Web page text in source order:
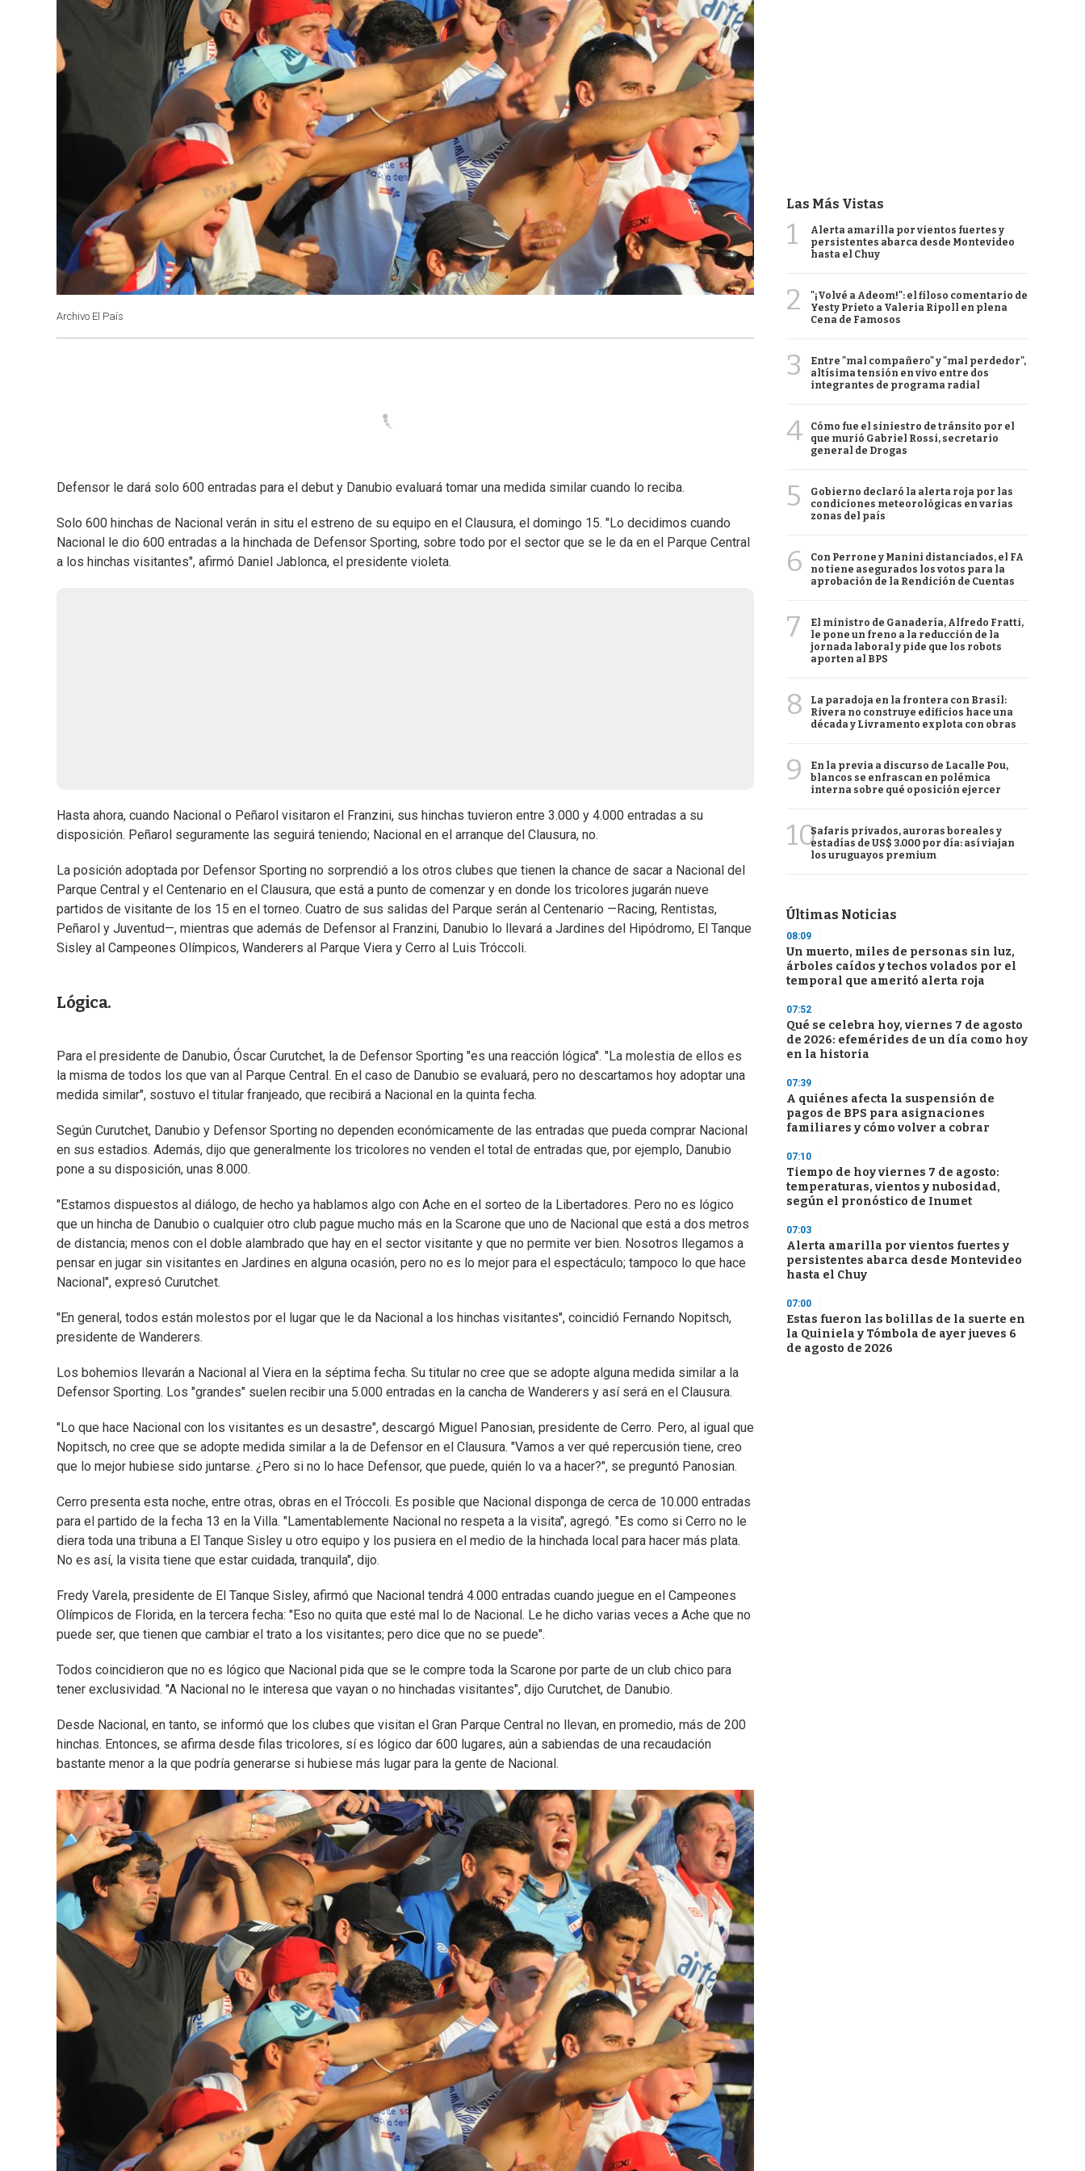
Archivo El País
Defensor le dará solo 600 entradas para el debut y Danubio evaluará tomar una medida similar cuando lo reciba.
Solo 600 hinchas de Nacional verán in situ el estreno de su equipo en el Clausura, el domingo 15. "Lo decidimos cuando
Nacional le dio 600 entradas a la hinchada de Defensor Sporting, sobre todo por el sector que se le da en el Parque Central
a los hinchas visitantes", afirmó Daniel Jablonca, el presidente violeta.
Hasta ahora, cuando Nacional o Peñarol visitaron el Franzini, sus hinchas tuvieron entre 3.000 y 4.000 entradas a su
disposición. Peñarol seguramente las seguirá teniendo; Nacional en el arranque del Clausura, no.
La posición adoptada por Defensor Sporting no sorprendió a los otros clubes que tienen la chance de sacar a Nacional del
Parque Central y el Centenario en el Clausura, que está a punto de comenzar y en donde los tricolores jugarán nueve
partidos de visitante de los 15 en el torneo. Cuatro de sus salidas del Parque serán al Centenario —Racing, Rentistas,
Peñarol y Juventud—, mientras que además de Defensor al Franzini, Danubio lo llevará a Jardines del Hipódromo, El Tanque
Sisley al Campeones Olímpicos, Wanderers al Parque Viera y Cerro al Luis Tróccoli.
Lógica.
Para el presidente de Danubio, Óscar Curutchet, la de Defensor Sporting "es una reacción lógica". "La molestia de ellos es
la misma de todos los que van al Parque Central. En el caso de Danubio se evaluará, pero no descartamos hoy adoptar una
medida similar", sostuvo el titular franjeado, que recibirá a Nacional en la quinta fecha.
Según Curutchet, Danubio y Defensor Sporting no dependen económicamente de las entradas que pueda comprar Nacional
en sus estadios. Además, dijo que generalmente los tricolores no venden el total de entradas que, por ejemplo, Danubio
pone a su disposición, unas 8.000.
"Estamos dispuestos al diálogo, de hecho ya hablamos algo con Ache en el sorteo de la Libertadores. Pero no es lógico
que un hincha de Danubio o cualquier otro club pague mucho más en la Scarone que uno de Nacional que está a dos metros
de distancia; menos con el doble alambrado que hay en el sector visitante y que no permite ver bien. Nosotros llegamos a
pensar en jugar sin visitantes en Jardines en alguna ocasión, pero no es lo mejor para el espectáculo; tampoco lo que hace
Nacional", expresó Curutchet.
"En general, todos están molestos por el lugar que le da Nacional a los hinchas visitantes", coincidió Fernando Nopitsch,
presidente de Wanderers.
Los bohemios llevarán a Nacional al Viera en la séptima fecha. Su titular no cree que se adopte alguna medida similar a la
Defensor Sporting. Los "grandes" suelen recibir una 5.000 entradas en la cancha de Wanderers y así será en el Clausura.
"Lo que hace Nacional con los visitantes es un desastre", descargó Miguel Panosian, presidente de Cerro. Pero, al igual que
Nopitsch, no cree que se adopte medida similar a la de Defensor en el Clausura. "Vamos a ver qué repercusión tiene, creo
que lo mejor hubiese sido juntarse. ¿Pero si no lo hace Defensor, que puede, quién lo va a hacer?", se preguntó Panosian.
Cerro presenta esta noche, entre otras, obras en el Tróccoli. Es posible que Nacional disponga de cerca de 10.000 entradas
para el partido de la fecha 13 en la Villa. "Lamentablemente Nacional no respeta a la visita", agregó. "Es como si Cerro no le
diera toda una tribuna a El Tanque Sisley u otro equipo y los pusiera en el medio de la hinchada local para hacer más plata.
No es así, la visita tiene que estar cuidada, tranquila", dijo.
Fredy Varela, presidente de El Tanque Sisley, afirmó que Nacional tendrá 4.000 entradas cuando juegue en el Campeones
Olímpicos de Florida, en la tercera fecha: "Eso no quita que esté mal lo de Nacional. Le he dicho varias veces a Ache que no
puede ser, que tienen que cambiar el trato a los visitantes; pero dice que no se puede".
Todos coincidieron que no es lógico que Nacional pida que se le compre toda la Scarone por parte de un club chico para
tener exclusividad. "A Nacional no le interesa que vayan o no hinchadas visitantes", dijo Curutchet, de Danubio.
Desde Nacional, en tanto, se informó que los clubes que visitan el Gran Parque Central no llevan, en promedio, más de 200
hinchas. Entonces, se afirma desde filas tricolores, sí es lógico dar 600 lugares, aún a sabiendas de una recaudación
bastante menor a la que podría generarse si hubiese más lugar para la gente de Nacional.
Las Más Vistas
1
Alerta amarilla por vientos fuertes y
persistentes abarca desde Montevideo
hasta el Chuy
2
"¡Volvé a Adeom!": el filoso comentario de
Yesty Prieto a Valeria Ripoll en plena
Cena de Famosos
3
Entre "mal compañero" y "mal perdedor",
altísima tensión en vivo entre dos
integrantes de programa radial
4
Cómo fue el siniestro de tránsito por el
que murió Gabriel Rossi, secretario
general de Drogas
5
Gobierno declaró la alerta roja por las
condiciones meteorológicas en varias
zonas del país
6
Con Perrone y Manini distanciados, el FA
no tiene asegurados los votos para la
aprobación de la Rendición de Cuentas
7
El ministro de Ganadería, Alfredo Fratti,
le pone un freno a la reducción de la
jornada laboral y pide que los robots
aporten al BPS
8
La paradoja en la frontera con Brasil:
Rivera no construye edificios hace una
década y Livramento explota con obras
9
En la previa a discurso de Lacalle Pou,
blancos se enfrascan en polémica
interna sobre qué oposición ejercer
10Safaris privados, auroras boreales y
estadías de US$ 3.000 por día: así viajan
los uruguayos premium
Últimas Noticias
08:09
Un muerto, miles de personas sin luz,
árboles caídos y techos volados por el
temporal que ameritó alerta roja
07:52
Qué se celebra hoy, viernes 7 de agosto
de 2026: efemérides de un día como hoy
en la historia
07:39
A quiénes afecta la suspensión de
pagos de BPS para asignaciones
familiares y cómo volver a cobrar
07:10
Tiempo de hoy viernes 7 de agosto:
temperaturas, vientos y nubosidad,
según el pronóstico de Inumet
07:03
Alerta amarilla por vientos fuertes y
persistentes abarca desde Montevideo
hasta el Chuy
07:00
Estas fueron las bolillas de la suerte en
la Quiniela y Tómbola de ayer jueves 6
de agosto de 2026